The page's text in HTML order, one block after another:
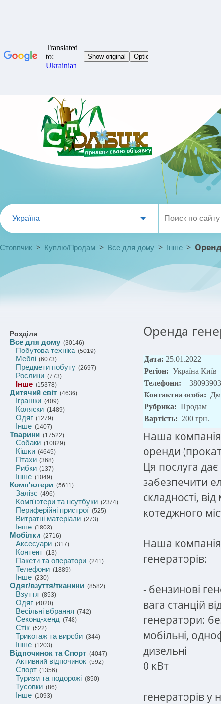
Україна
Стовпчик > Куплю/Продам > Все для дому > Інше >
Розділи
Все для дому (30146)
Побутова техніка(5019)
Меблі (6073)
Предмети побуту (2697)
Рослини (773)
Інше (15378)
Дитячий світ (4636)
Іграшки (409)
Коляски (1489)
Одяг (1279)
Інше (1407)
Тварини (17522)
Собаки (10829)
Кішки (4645)
Птахи (368)
Рибки (137)
Інше (1049)
Комп'ютери (5611)
Залізо (496)
Комп'ютери та ноутбуки (2374)
Периферійні пристрої (525)
Витратні матеріали (273)
Інше (1803)
Мобілки (2716)
Аксесуари (317)
Контент (13)
Пакети та оператори (241)
Телефони (1889)
Інше (230)
Одяг/взуття/тканини (8582)
Взуття (853)
Одяг (4020)
Весільні вбрання (742)
Секонд-хенд (748)
Стік (522)
Трикотаж та вироби (344)
Інше (1203)
Відпочинок та Спорт (4047)
Активний відпочинок (592)
Спорт (1356)
Туризм та подорожі (850)
Тусовки (86)
Інше (1093)
Оренда
Дата: 25.01.2022
Регіон: Україна Київ
Телефони:
Контактна особа:
Рубрика: Продам
Вартість: 200 грн.
Наша компанія
оренди
Ця послуга
забезпечити
складності,
котеджного
Наша компанія
генераторів:
- бензинові
вага станцій
генератори:
мобільні,
дизельні
0 кВт
генераторів у